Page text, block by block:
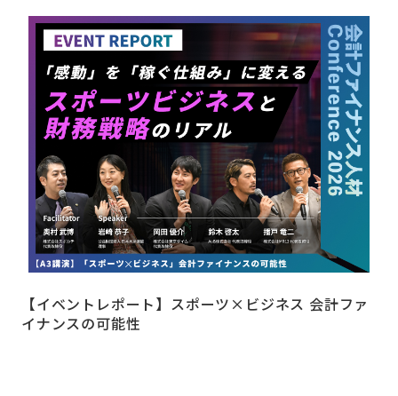
詳しく見る
【イベントレポート】スポーツ×ビジネス 会計ファ
イナンスの可能性